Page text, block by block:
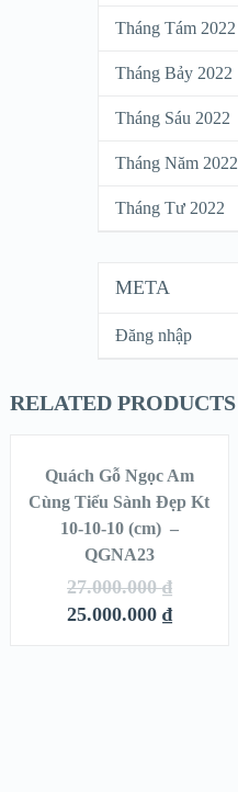
Tháng Tám 2022
Tháng Bảy 2022
Tháng Sáu 2022
Tháng Năm 2022
Tháng Tư 2022
META
Đăng nhập
RELATED PRODUCTS
SALE!
QUICK LOOK
VIEW DETAILS
THÊM VÀO
Quách Gỗ Ngọc Am
Cùng Tiểu Sành Đẹp Kt
10-10-10 (cm) –
QGNA23
27.000.000₫
25.000.000 ₫